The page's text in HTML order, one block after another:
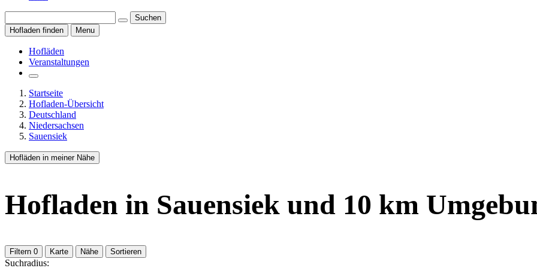
Suchen
Hofladen finden
Menu
Hofläden
Veranstaltungen
Startseite
Hofladen-Übersicht
Deutschland
Niedersachsen
Sauensiek
Hofläden in meiner Nähe
Hofladen in Sauensiek und 10 km
Filtern 0 Karte Nähe Sortieren
Suchradius: